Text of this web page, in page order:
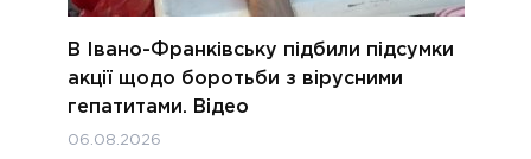
В Івано-Франківську підбили підсумки
акції щодо боротьби з вірусними
гепатитами. Відео
06.08.2026